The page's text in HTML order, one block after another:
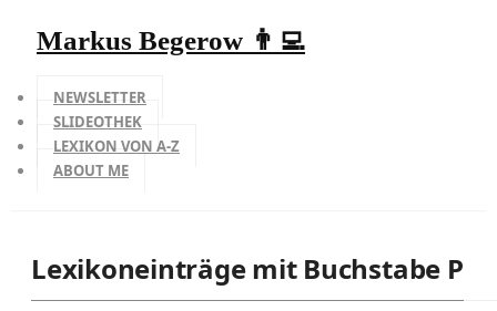
Markus Begerow 👨‍💻
NEWSLETTER
SLIDEOTHEK
LEXIKON VON A-Z
ABOUT ME
Lexikoneinträge mit Buchstabe P